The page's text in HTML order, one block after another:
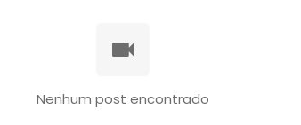
Nenhum post encontrado